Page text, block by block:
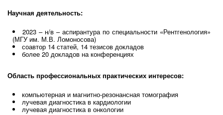
Научная деятельность:
2023 – н/в – аспирантура по специальности «Рентгенология»
(МГУ им. М.В. Ломоносова)
соавтор 14 статей, 14 тезисов докладов
более 20 докладов на конференциях
Область профессиональных практических интересов:
компьютерная и магнитно-резонансная томография
лучевая диагностика в кардиологии
лучевая диагностика в онкологии